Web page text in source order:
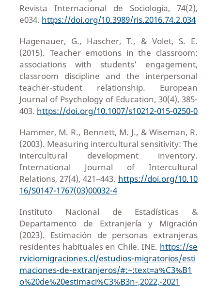
Revista Internacional de Sociología, 74(2),
e034. https://doi.org/10.3989/ris.2016.74.2.034
Hagenauer, G., Hascher, T., & Volet, S. E.
(2015). Teacher emotions in the classroom:
associations with students’ engagement,
classroom discipline and the interpersonal
teacher-student relationship. European
Journal of Psychology of Education, 30(4), 385-
403. https://doi.org/10.1007/s10212-015-0250-0
Hammer, M. R., Bennett, M. J., & Wiseman, R.
(2003). Measuring intercultural sensitivity: The
intercultural development inventory.
International Journal of Intercultural
Relations, 27(4), 421–443. https://doi.org/10.10
16/S0147-1767(03)00032-4
Instituto Nacional de Estadísticas &
Departamento de Extranjería y Migración
(2023). Estimación de personas extranjeras
residentes habituales en Chile. INE. https://se
rviciomigraciones.cl/estudios-migratorios/esti
maciones-de-extranjeros/#:~:text=a%C3%B1
o%20de%20estimaci%C3%B3n-,2022,-2021